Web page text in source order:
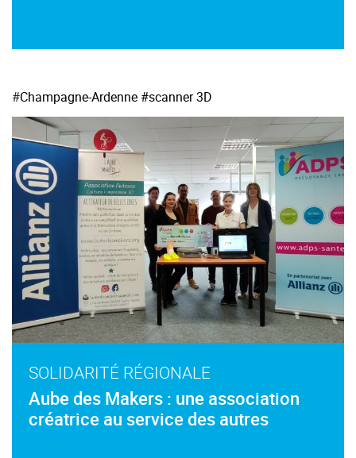
#Champagne-Ardenne #scanner 3D
SOLIDARITÉ RÉGIONALE
Aube des Makers : une association
créatrice au service des autres